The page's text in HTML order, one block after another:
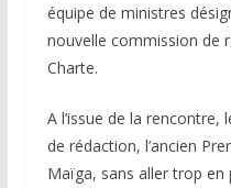
équipe de ministres
nouvelle commission de
Charte.
A l’issue de la
de rédaction, l’ancien
Maïga, sans aller trop